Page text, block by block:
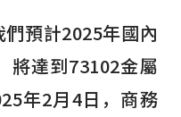
預計2025年國內
將達到73102金屬
年2月4日，商務